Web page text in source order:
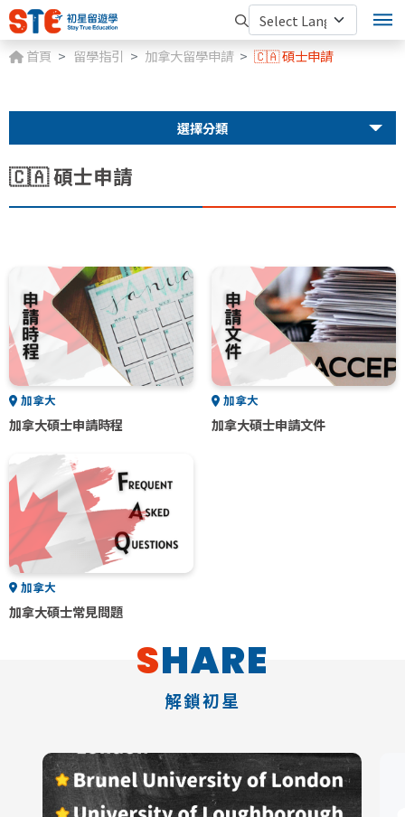
首頁 留學指引 加拿大留學申請 🇨🇦 碩士申請
選擇分類
🇨🇦 碩士申請
加拿大
加拿大碩士申請時程
加拿大
加拿大碩士申請文件
加拿大
加拿大碩士常見問題
SHARE
解鎖初星